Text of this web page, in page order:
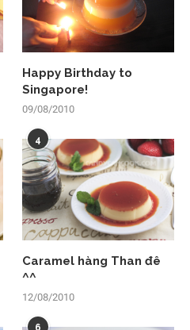
Happy Birthday to
Singapore!
09/08/2010
4
Caramel hàng Than đê
^^
12/08/2010